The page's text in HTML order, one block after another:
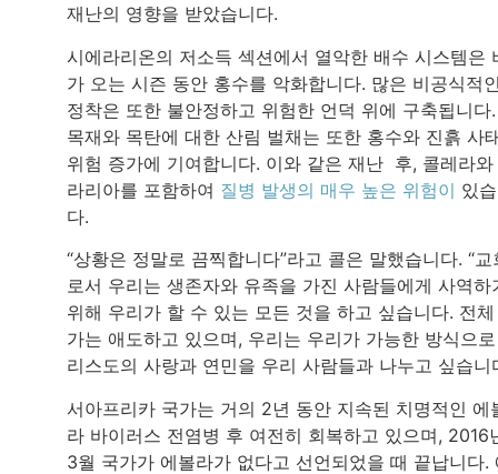
재난의 영향을 받았습니다.
시에라리온의 저소득 섹션에서 열악한 배수 시스템은
가 오는 시즌 동안 홍수를 악화합니다. 많은 비공식적
정착은 또한 불안정하고 위험한 언덕 위에 구축됩니다
목재와 목탄에 대한 산림 벌채는 또한 홍수와 진흙 사
위험 증가에 기여합니다. 이와 같은 재난 후, 콜레라와
라리아를 포함하여 질병 발생의 매우 높은 위험이 있
다.
“상황은 정말로 끔찍합니다”라고 콜은 말했습니다. “교
로서 우리는 생존자와 유족을 가진 사람들에게 사역하
위해 우리가 할 수 있는 모든 것을 하고 싶습니다. 전
가는 애도하고 있으며, 우리는 우리가 가능한 방식으
리스도의 사랑과 연민을 우리 사람들과 나누고 싶습니
서아프리카 국가는 거의 2년 동안 지속된 치명적인 에
라 바이러스 전염병 후 여전히 회복하고 있으며, 2016
3월 국가가 에볼라가 없다고 선언되었을 때 끝납니다.